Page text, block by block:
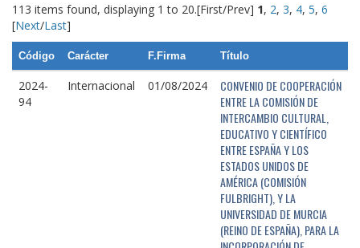
113 items found, displaying 1 to 20.[First/Prev] 1, 2, 3, 4, 5, 6
[Next/Last]
Código Carácter F.Firma Título
2024-
94
Internacional 01/08/2024
CONVENIO DE COOPERACIÓN
ENTRE LA COMISIÓN DE
INTERCAMBIO CULTURAL,
EDUCATIVO Y CIENTÍFICO
ENTRE ESPAÑA Y LOS
ESTADOS UNIDOS DE
AMÉRICA (COMISIÓN
FULBRIGHT), Y LA
UNIVERSIDAD DE MURCIA
(REINO DE ESPAÑA), PARA LA